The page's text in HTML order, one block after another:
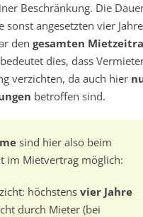
Beschränkung. Die
sonst angesetzten vier Jahre
den gesamten
dies, dass
verzichten, da auch hier
betroffen sind.
sind hier also beim
im Mietvertrag möglich:
höchstens vier Jahre
durch Mieter (bei